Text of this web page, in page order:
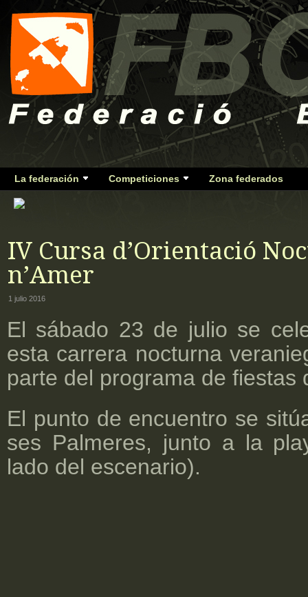
La federación Competiciones Zona federados
IV Cursa d’Orientació
n’Amer
1 julio 2016
El sábado 23 de julio se
esta carrera nocturna
parte del programa de fiestas
El punto de encuentro se
ses Palmeres, junto a la
lado del escenario).